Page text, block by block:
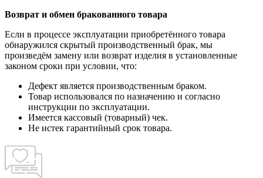
Возврат и обмен бракованного товара
Если в процессе эксплуатации приобретённого товара
обнаружился скрытый производственный брак, мы
произведём замену или возврат изделия в установленные
законом сроки при условии, что:
Дефект является производственным браком.
Товар использовался по назначению и согласно
инструкции по эксплуатации.
Имеется кассовый (товарный) чек.
Не истек гарантийный срок товара.